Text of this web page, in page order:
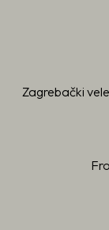
Zagrebački